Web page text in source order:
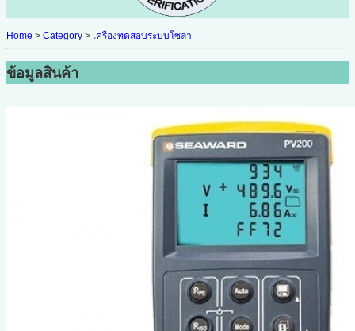
Home > Category > เครื่องทดสอบระบบโซล่า
ข้อมูลสินค้า